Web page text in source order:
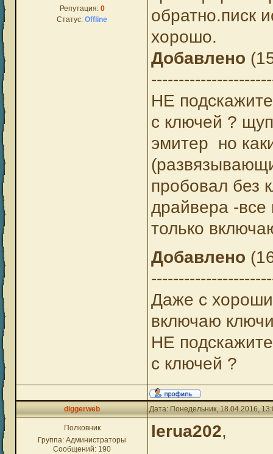
Репутация: 0
Статус: Offline
обратно.писк
хорошо.
Добавлено
НЕ
с ключей ?
эмитер но
пробовал без
драйвера -все
только
Добавлено
Даже с
включаю
НЕ
с ключей ?
diggerweb Дата: Понедельник, 18.04.2016,
Полковник
Группа: Администраторы
Сообщений: 190
lerua202,